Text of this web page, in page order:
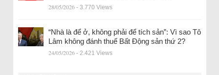
28/05/2026 - 3.770 Views
“Nhà là để ở, không phải để tích sản”: Vì sao Tô
Lâm không đánh thuế Bất Động sản thứ 2?
24/05/2026 - 2.421 Views